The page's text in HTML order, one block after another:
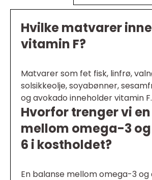
Hvilke matvarer
vitamin F?
Matvarer som fet fisk, linfrø,
solsikkeolje, soyabønner,
og avokado inneholder vitamin F.
Hvorfor trenger vi
mellom omega-3
6 i kostholdet?
En balanse mellom omega-3